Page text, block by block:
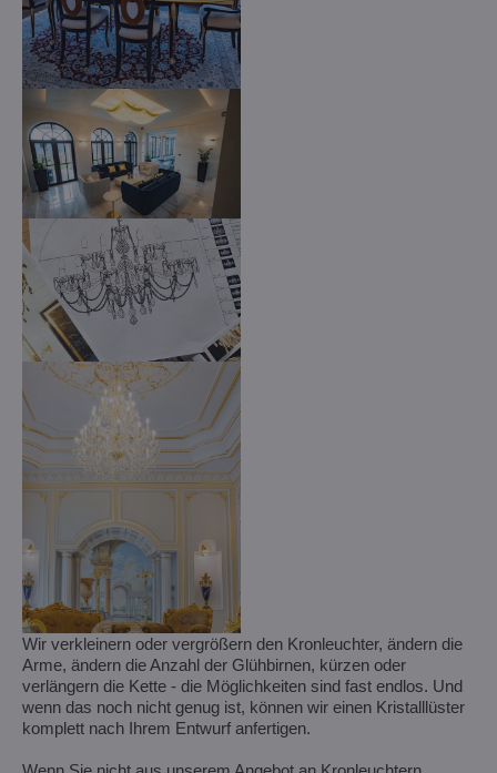
Wir verkleinern oder vergrößern den Kronleuchter, ändern die
Arme, ändern die Anzahl der Glühbirnen, kürzen oder
verlängern die Kette - die Möglichkeiten sind fast endlos. Und
wenn das noch nicht genug ist, können wir einen Kristalllüster
komplett nach Ihrem Entwurf anfertigen.